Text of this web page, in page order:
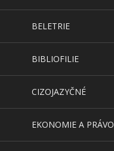
BELETRIE
BIBLIOFILIE
CIZOJAZYČNÉ
EKONOMIE A PRÁVO